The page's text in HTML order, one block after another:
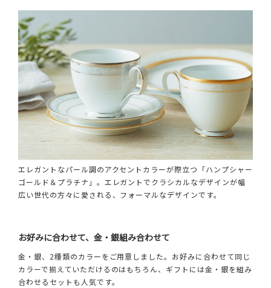
エレガントなパール調のアクセントカラーが際立つ「ハンプシャー
ゴールド＆プラチナ」。エレガントでクラシカルなデザインが幅
広い世代の方々に愛される、フォーマルなデザインです。
お好みに合わせて、金・銀組み合わせて
金・銀、2種類のカラーをご用意しました。お好みに合わせて同じ
カラーで揃えていただけるのはもちろん、ギフトには金・銀を組み
合わせるセットも人気です。